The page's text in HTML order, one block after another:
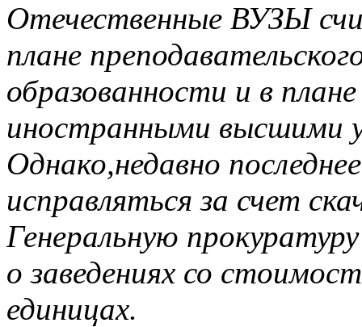
Отечественные ВУЗЫ
плане
образованности и в
иностранными высшими
Однако,недавно
исправляться за счет
Генеральную
о заведениях со
единицах.